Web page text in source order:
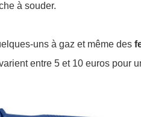
à souder.
uns à gaz et même des
entre 5 et 10 euros pour